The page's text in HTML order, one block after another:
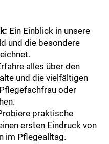
Ein Einblick in unsere
und die besondere
alles über den
und die vielfältigen
oder
praktische
ersten Eindruck von
im Pflegealltag.